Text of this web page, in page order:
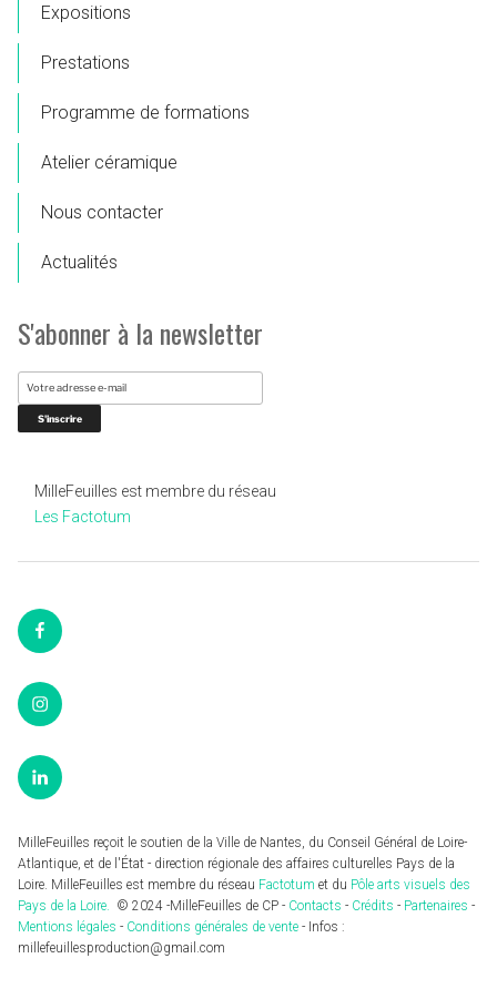
Expositions
Prestations
Programme de formations
Atelier céramique
Nous contacter
Actualités
S'abonner à la newsletter
MilleFeuilles est membre du réseau
Les Factotum
Facebook
Instagram
LinkedIn
MilleFeuilles reçoit le soutien de la Ville de Nantes, du Conseil Général de Loire-
Atlantique, et de l'État - direction régionale des affaires culturelles Pays de la
Loire. MilleFeuilles est membre du réseau Factotum et du Pôle arts visuels des
Pays de la Loire.
© 2024 -MilleFeuilles de CP - Contacts - Crédits - Partenaires -
Mentions légales - Conditions générales de vente - Infos :
millefeuillesproduction@gmail.com